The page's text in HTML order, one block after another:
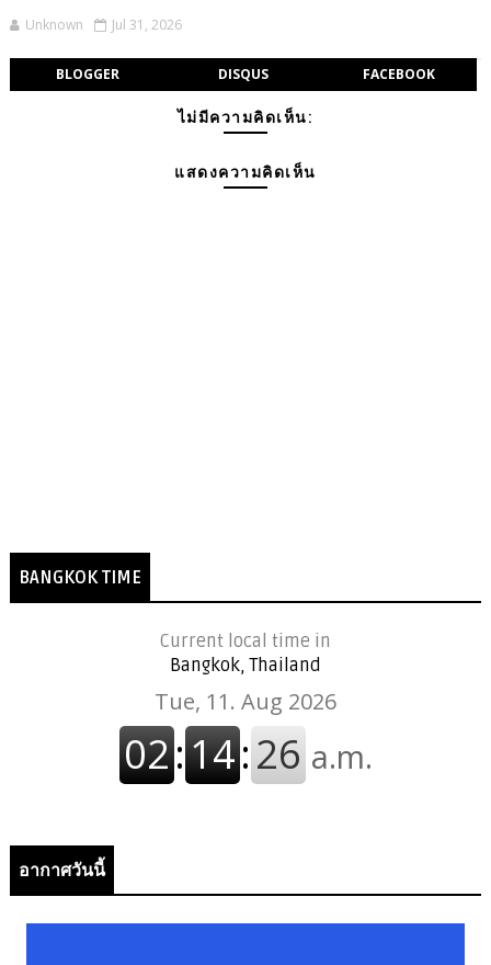
Unknown Jul 31, 2026
BLOGGER DISQUS FACEBOOK
ไม่มีความคิดเห็น:
แสดงความคิดเห็น
BANGKOK TIME
Current local time in
Bangkok, Thailand
อากาศวันนี้